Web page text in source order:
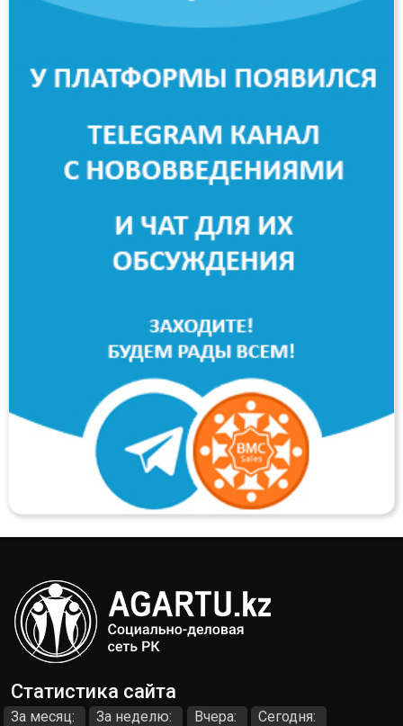
Статистика сайта
За месяц: За неделю: Вчера:
Сегодня: